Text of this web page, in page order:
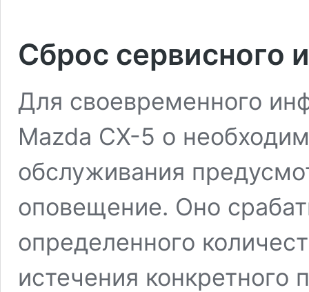
Сброс сервисного
Для своевременного
Mazda CX-5 о
обслуживания
оповещение. Оно
определенного
истечения конкретного